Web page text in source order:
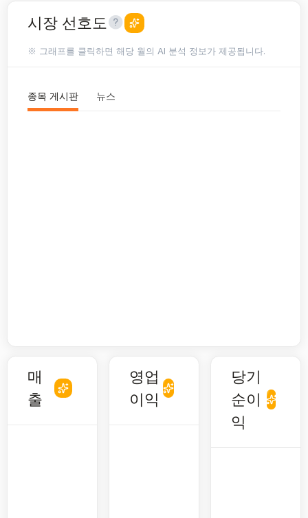
시장 선호도
※ 그래프를 클릭하면 해당 월의 AI 분석 정보가 제공됩니다.
종목 게시판 뉴스
매
출
영업
이익
당기
순이
익